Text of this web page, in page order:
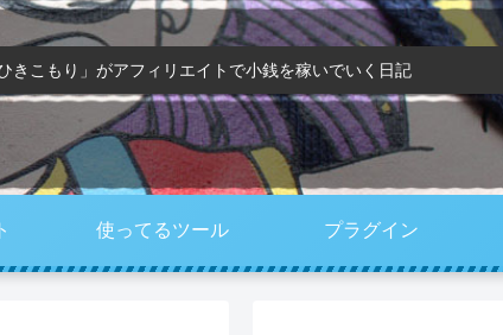
きこもり」がアフィリエイトで小銭を稼いでいく日記
使ってるツール プラグイン